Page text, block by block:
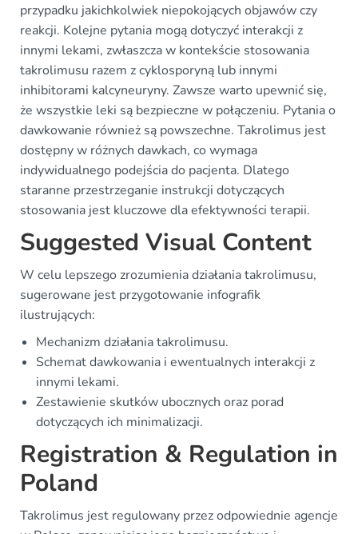
przypadku jakichkolwiek niepokojących objawów czy
reakcji. Kolejne pytania mogą dotyczyć interakcji z
innymi lekami, zwłaszcza w kontekście stosowania
takrolimusu razem z cyklosporyną lub innymi
inhibitorami kalcyneuryny. Zawsze warto upewnić się,
że wszystkie leki są bezpieczne w połączeniu. Pytania o
dawkowanie również są powszechne. Takrolimus jest
dostępny w różnych dawkach, co wymaga
indywidualnego podejścia do pacjenta. Dlatego
staranne przestrzeganie instrukcji dotyczących
stosowania jest kluczowe dla efektywności terapii.
Suggested Visual Content
W celu lepszego zrozumienia działania takrolimusu,
sugerowane jest przygotowanie infografik
ilustrujących:
Mechanizm działania takrolimusu.
Schemat dawkowania i ewentualnych interakcji z
innymi lekami.
Zestawienie skutków ubocznych oraz porad
dotyczących ich minimalizacji.
Registration & Regulation in
Poland
Takrolimus jest regulowany przez odpowiednie agencje